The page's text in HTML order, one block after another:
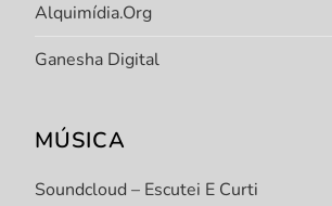
Alquimídia.org
Ganesha Digital
MÚSICA
Soundcloud – Escutei E Curti